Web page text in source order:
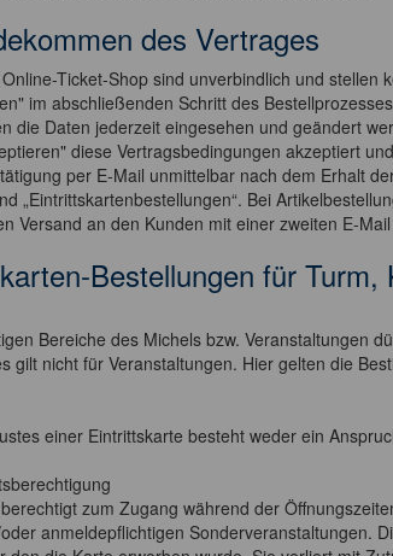
des Vertrages
Ticket-Shop sind unverbindlich und
im abschließenden Schritt des
die Daten jederzeit eingesehen und geändert
diese Vertragsbedingungen akzeptiert
per E-Mail unmittelbar nach dem Erhalt
„Eintrittskartenbestellungen“. Bei
Versand an den Kunden mit einer zweiten E-
Bestellungen für
Bereiche des Michels bzw. Veranstaltungen
gilt nicht für Veranstaltungen. Hier gelten die
einer Eintrittskarte besteht weder ein
zum Zugang während der
anmeldepflichtigen Sonderveranstaltungen.